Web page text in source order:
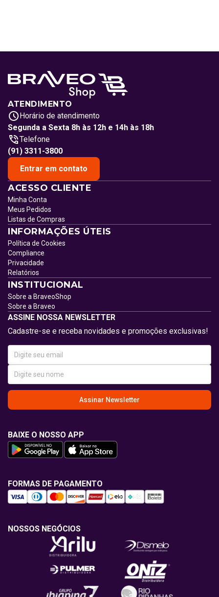
ATENDIMENTO
Horário de atendimento
Segunda a Sexta 8h às 12h e 14h às 18h
Telefone
(91) 3311-3800
Entrar em contato
ACESSO CLIENTE
Minha Conta
Meus Pedidos
Listas de Compras
INFORMAÇÕES ÚTEIS
Política de Cookies
Compliance
Privacidade
Relatórios
INSTITUCIONAL
Sobre a BraveoShop
Sobre a Braveo
ASSINE NOSSA NEWSLETTER
Cadastre-se e receba novidades e promoções exclusivas!
Assinar Newsletter
BAIXE O NOSSO APP
FORMAS DE PAGAMENTO
NOSSOS NEGÓCIOS